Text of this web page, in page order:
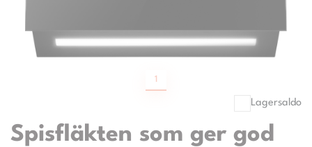
1
Lagersaldo
Spisfläkten som ger god